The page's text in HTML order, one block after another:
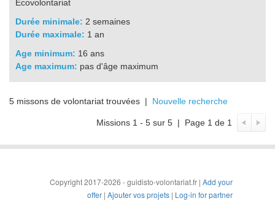
Ecovolontariat
Durée minimale: 2 semaines
Durée maximale: 1 an
Age minimum: 16 ans
Age maximum: pas d'âge maximum
5 missons de volontariat trouvées | Nouvelle recherche
Missions 1 - 5 sur 5 | Page 1 de 1
Copyright 2017-2026 - guidisto-volontariat.fr | Add your
offer | Ajouter vos projets | Log-in for partner